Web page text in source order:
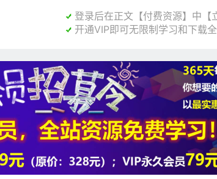
 登录后在正文【付费资源】中【
 开通VIP即可无限制学习和下载